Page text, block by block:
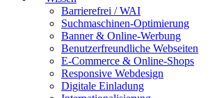
Barrierefrei / WAI
Suchmaschinen-Optimierung
Banner & Online-Werbung
Benutzerfreundliche Webseiten
E-Commerce & Online-Shops
Responsive Webdesign
Digitale Einladung